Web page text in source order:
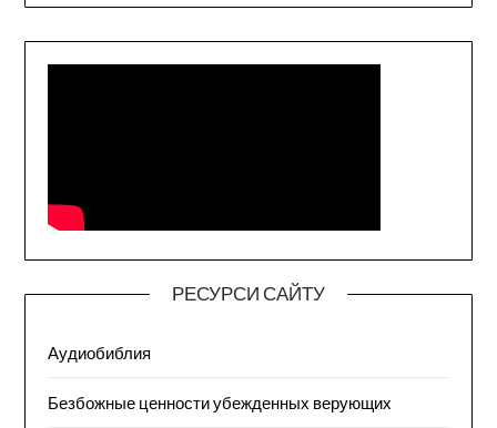
РЕСУРСИ САЙТУ
Аудиобиблия
Безбожные ценности убежденных верующих